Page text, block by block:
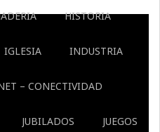
HISTORIA
IGLESIA INDUSTRIA
– CONECTIVIDAD
JUBILADOS JUEGOS